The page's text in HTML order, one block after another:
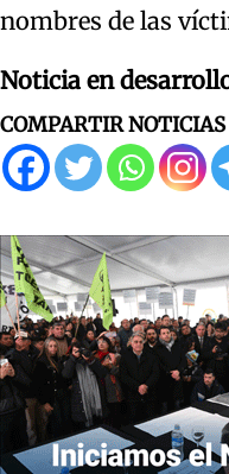
nombres de las
Noticia en
COMPARTIR NOTICIAS